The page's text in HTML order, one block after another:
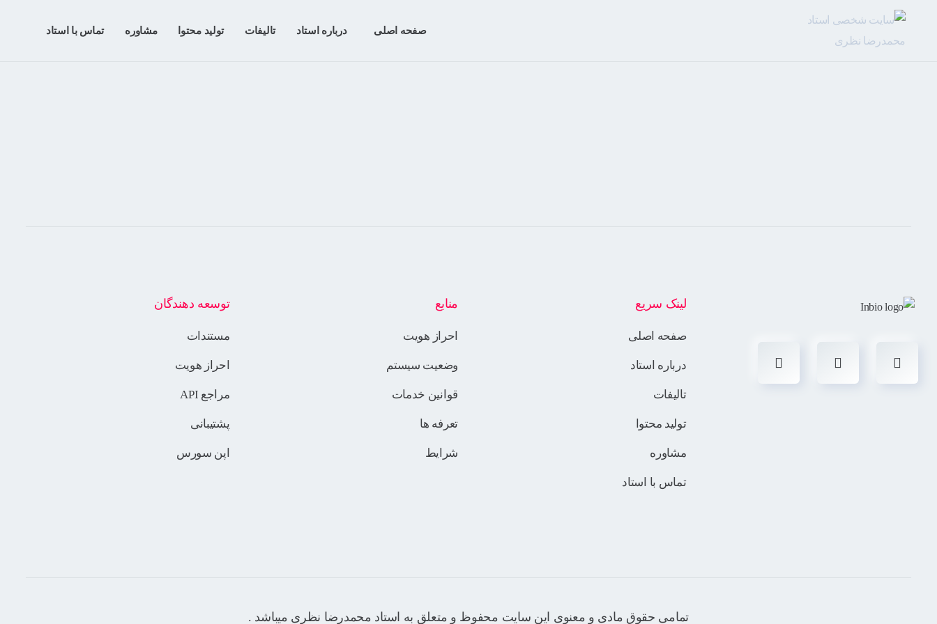
صفحه اصلی درباره استاد تالیفات تولید محتوا مشاوره تماس با استاد
لینک سریع
صفحه اصلی
درباره استاد
تالیفات
تولید محتوا
مشاوره
تماس با استاد
منابع
احراز هویت
وضعیت سیستم
قوانین خدمات
تعرفه ها
شرایط
توسعه دهندگان
مستندات
احراز هویت
مراجع API
پشتیبانی
اپن سورس
تمامی حقوق مادی و معنوی این سایت محفوظ و متعلق به استاد محمدرضا نظری میباشد .